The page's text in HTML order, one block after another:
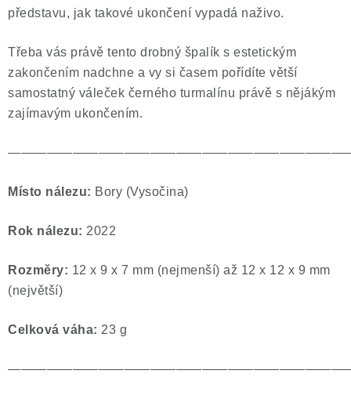
představu, jak takové ukončení vypadá naživo.
Třeba vás právě tento drobný špalík s estetickým
zakončením nadchne a vy si časem pořídíte větší
samostatný váleček černého turmalínu právě s nějákým
zajímavým ukončením.
Místo nálezu: Bory (Vysočina)
Rok nálezu: 2022
Rozměry: 12 x 9 x 7 mm (nejmenší) až 12 x 12 x 9 mm
(největší)
Celková váha: 23 g